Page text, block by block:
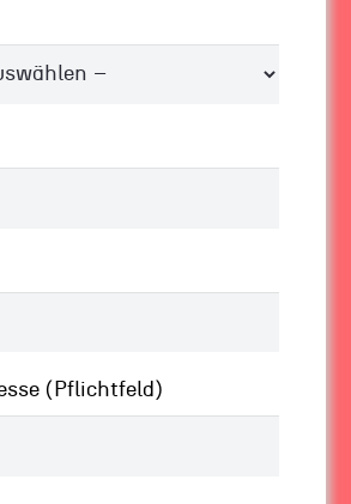
Sie Erfahrungen und
sich Trends entwickeln, die
bleiben. Mit Wissen allein
Deren Wissen ist (oft)
Nur in Situationen wie Krisen,
Wissen nicht ins
(Pflichtfeld)